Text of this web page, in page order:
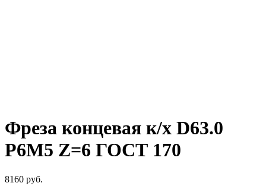
Фреза концевая к/х D63.0
Р6М5 Z=6 ГОСТ 170
8160 руб.